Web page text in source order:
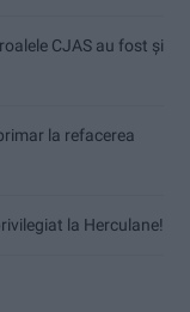
CJAS au fost și
la refacerea
la Herculane!